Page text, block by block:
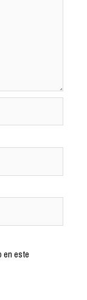
en este